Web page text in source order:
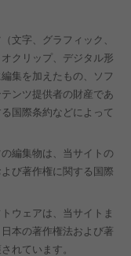
文字、グラフィック、
クリップ、デジタル形
集を加えたもの、ソフ
ンツ提供者の財産であ
国際条約などによって
編集物は、当サイトの
び著作権に関する国際
ウェアは、当サイトま
本の著作権法および著
れています。